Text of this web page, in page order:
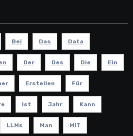
Bei Das Data
Der Des Die Ein
Erstellen Für
Ist Jahr Kann
LLMs Man MIT